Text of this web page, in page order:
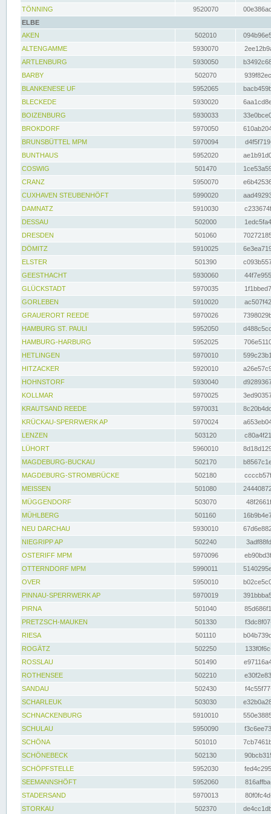
TÖNNING
9520070
ELBE
AKEN
502010
ALTENGAMME
5930070
ARTLENBURG
5930050
BARBY
502070
BLANKENESE UF
5952065
BLECKEDE
5930020
BOIZENBURG
5930033
BROKDORF
5970050
BRUNSBÜTTEL MPM
5970094
BUNTHAUS
5952020
COSWIG
501470
CRANZ
5950070
CUXHAVEN STEUBENHÖFT
5990020
DAMNATZ
5910030
DESSAU
502000
DRESDEN
501060
DÖMITZ
5910025
ELSTER
501390
GEESTHACHT
5930060
GLÜCKSTADT
5970035
GORLEBEN
5910020
GRAUERORT REEDE
5970026
HAMBURG ST. PAULI
5952050
HAMBURG-HARBURG
5952025
HETLINGEN
5970010
HITZACKER
5920010
HOHNSTORF
5930040
KOLLMAR
5970025
KRAUTSAND REEDE
5970031
KRÜCKAU-SPERRWERK AP
5970024
LENZEN
503120
LÜHORT
5960010
MAGDEBURG-BUCKAU
502170
MAGDEBURG-STROMBRÜCKE
502180
MEISSEN
501080
MÜGGENDORF
503070
MÜHLBERG
501160
NEU DARCHAU
5930010
NIEGRIPP AP
502240
OSTERIFF MPM
5970096
OTTERNDORF MPM
5990011
OVER
5950010
PINNAU-SPERRWERK AP
5970019
PIRNA
501040
PRETZSCH-MAUKEN
501330
RIESA
501110
ROGÄTZ
502250
ROSSLAU
501490
ROTHENSEE
502210
SANDAU
502430
SCHARLEUK
503030
SCHNACKENBURG
5910010
SCHULAU
5950090
SCHÖNA
501010
SCHÖNEBECK
502130
SCHÖPFSTELLE
5952030
SEEMANNSHÖFT
5952060
STADERSAND
5970013
STORKAU
502370